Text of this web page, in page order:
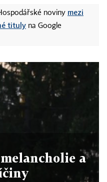
noviny mezi
tituly na Google
a